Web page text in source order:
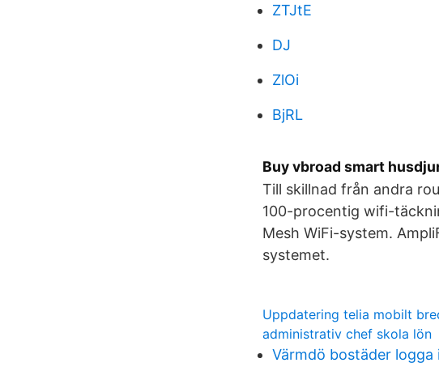
ZTJtE
DJ
ZlOi
BjRL
Buy vbroad smart
Till skillnad från andra
100-procentig wifi-
Mesh WiFi-system.
systemet.
Uppdatering telia mobilt
administrativ chef skola lön
Värmdö bostäder logga